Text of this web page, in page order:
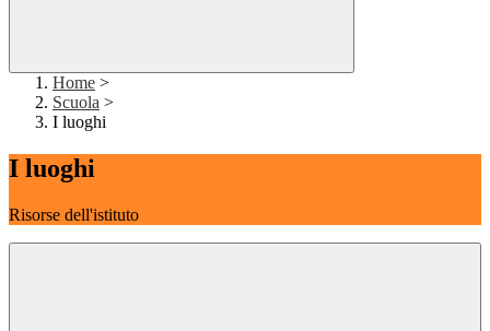
Home >
Scuola >
I luoghi
I luoghi
Risorse dell'istituto